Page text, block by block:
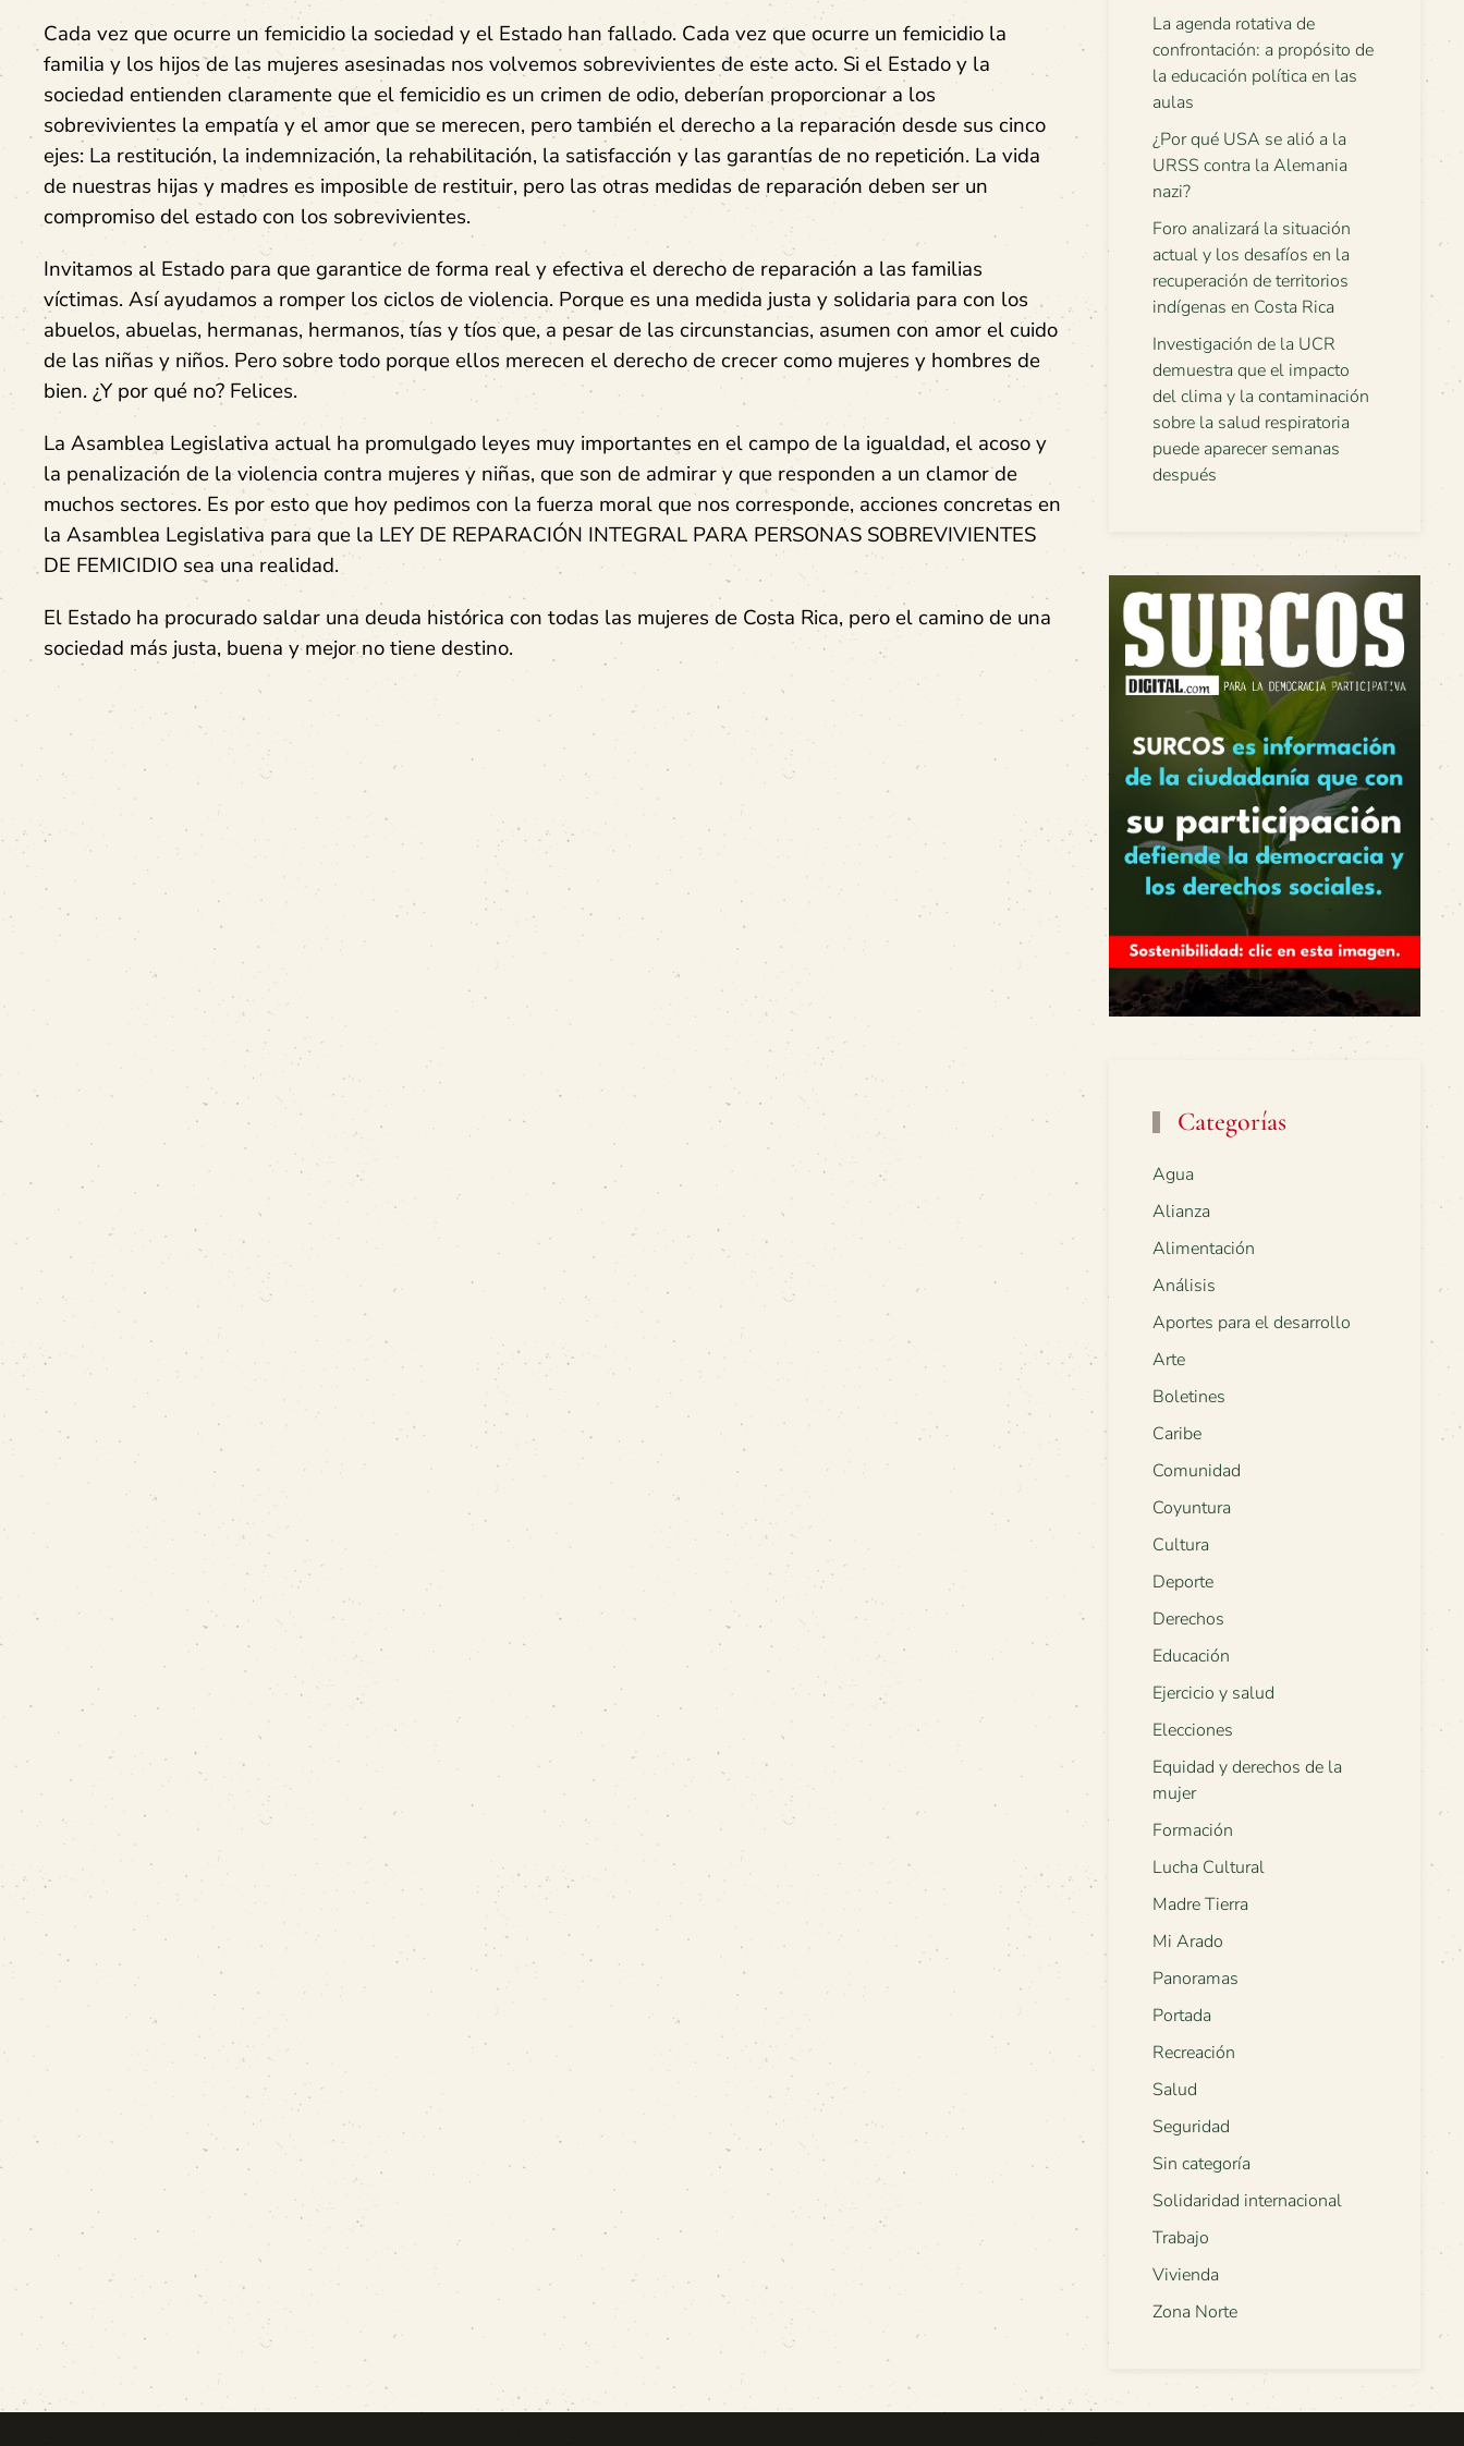
Cada vez que ocurre un femicidio la sociedad y el Estado han fallado. Cada vez que ocurre un femicidio la
familia y los hijos de las mujeres asesinadas nos volvemos sobrevivientes de este acto. Si el Estado y la
sociedad entienden claramente que el femicidio es un crimen de odio, deberían proporcionar a los
sobrevivientes la empatía y el amor que se merecen, pero también el derecho a la reparación desde sus cinco
ejes: La restitución, la indemnización, la rehabilitación, la satisfacción y las garantías de no repetición. La vida
de nuestras hijas y madres es imposible de restituir, pero las otras medidas de reparación deben ser un
compromiso del estado con los sobrevivientes.
Invitamos al Estado para que garantice de forma real y efectiva el derecho de reparación a las familias
víctimas. Así ayudamos a romper los ciclos de violencia. Porque es una medida justa y solidaria para con los
abuelos, abuelas, hermanas, hermanos, tías y tíos que, a pesar de las circunstancias, asumen con amor el cuido
de las niñas y niños. Pero sobre todo porque ellos merecen el derecho de crecer como mujeres y hombres de
bien. ¿Y por qué no? Felices.
La Asamblea Legislativa actual ha promulgado leyes muy importantes en el campo de la igualdad, el acoso y
la penalización de la violencia contra mujeres y niñas, que son de admirar y que responden a un clamor de
muchos sectores. Es por esto que hoy pedimos con la fuerza moral que nos corresponde, acciones concretas en
la Asamblea Legislativa para que la LEY DE REPARACIÓN INTEGRAL PARA PERSONAS SOBREVIVIENTES
DE FEMICIDIO sea una realidad.
El Estado ha procurado saldar una deuda histórica con todas las mujeres de Costa Rica, pero el camino de una
sociedad más justa, buena y mejor no tiene destino.
La agenda rotativa de
confrontación: a propósito de
la educación política en las
aulas
¿Por qué USA se alió a la
URSS contra la Alemania
nazi?
Foro analizará la situación
actual y los desafíos en la
recuperación de territorios
indígenas en Costa Rica
Investigación de la UCR
demuestra que el impacto
del clima y la contaminación
sobre la salud respiratoria
puede aparecer semanas
después
Categorías
Agua
Alianza
Alimentación
Análisis
Aportes para el desarrollo
Arte
Boletines
Caribe
Comunidad
Coyuntura
Cultura
Deporte
Derechos
Educación
Ejercicio y salud
Elecciones
Equidad y derechos de la
mujer
Formación
Lucha Cultural
Madre Tierra
Mi Arado
Panoramas
Portada
Recreación
Salud
Seguridad
Sin categoría
Solidaridad internacional
Trabajo
Vivienda
Zona Norte